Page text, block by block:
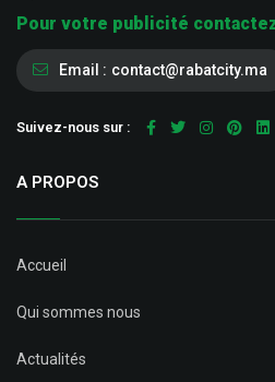
Pour votre publicité
Email : contact@rabatcity.ma
Suivez-nous sur :
A PROPOS
Accueil
Qui sommes nous
Actualités